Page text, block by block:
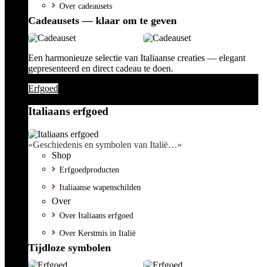
Over cadeausets
Cadeausets — klaar om te geven
Een harmonieuze selectie van Italiaanse creaties — elegant
gepresenteerd en direct cadeau te doen.
Erfgoed
Italiaans erfgoed
«Geschiedenis en symbolen van Italië…»
Shop
Erfgoedproducten
Italiaanse wapenschilden
Over
Over Italiaans erfgoed
Over Kerstmis in Italië
Tijdloze symbolen